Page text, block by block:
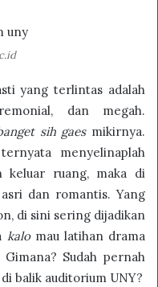
yang terlintas adalah
dan megah.
sih gaesmikirnya.
menyelinaplah
keluar ruang, maka di
dan romantis. Yang
di sini sering dijadikan
kalomau latihan drama
Gimana? Sudah pernah
balik auditorium UNY?